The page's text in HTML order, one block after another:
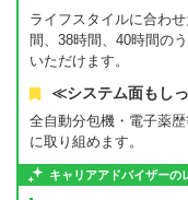
ライフスタイルに合わ
間、38時間、40時間の
いただけます。
≪システム面もし
全自動分包機・電子薬
に取り組めます。
キャリアアドバイザーの